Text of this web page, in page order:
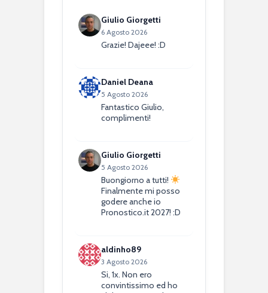
Giulio Giorgetti
6 Agosto 2026
Grazie! Dajeee! :D
Daniel Deana
5 Agosto 2026
Fantastico Giulio,
complimenti!
Giulio Giorgetti
5 Agosto 2026
Buongiorno a tutti!
Finalmente mi posso
godere anche io
Pronostico.it 2027! :D
aldinho89
3 Agosto 2026
Si, 1x. Non ero
convintissimo ed ho